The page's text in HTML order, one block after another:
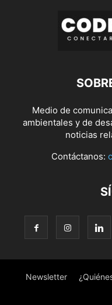
Medio de
ambientales y de
noticias
Contáctanos:
Newsletter